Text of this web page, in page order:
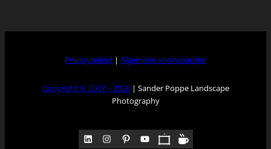
Privacybeleid | Algemene voorwaarden
Copyright © 2007 – 2026| Sander Poppe Landscape
Photography
LinkedIn Instagram Pinterest YouTube Pocket Medium